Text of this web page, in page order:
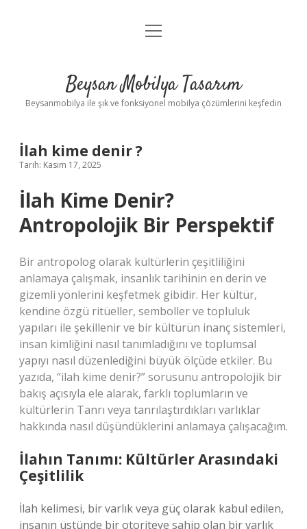
Anasayfa
Yasal Uyarı
menüyü
Beysan Mobilya Tasarım
Beysanmobilya ile şık ve fonksiyonel mobilya çözümlerini keşfedin
İlah kime denir ?
Tarih: Kasım 17, 2025
İlah Kime Denir?
Antropolojik Bir Perspektif
Bir antropolog olarak kültürlerin çeşitliliğini
anlamaya çalışmak, insanlık tarihinin en derin ve
gizemli yönlerini keşfetmek gibidir. Her kültür,
kendine özgü ritüeller, semboller ve topluluk
yapıları ile şekillenir ve bir kültürün inanç sistemleri,
insan kimliğini nasıl tanımladığını ve toplumsal
yapıyı nasıl düzenlediğini büyük ölçüde etkiler. Bu
yazıda, “ilah kime denir?” sorusunu antropolojik bir
bakış açısıyla ele alarak, farklı toplumların ve
kültürlerin Tanrı veya tanrılaştırdıkları varlıklar
hakkında nasıl düşündüklerini anlamaya çalışacağım.
İlahın Tanımı: Kültürler Arasındaki
Çeşitlilik
İlah kelimesi, bir varlık veya güç olarak kabul edilen,
insanın üstünde bir otoriteye sahip olan bir varlık